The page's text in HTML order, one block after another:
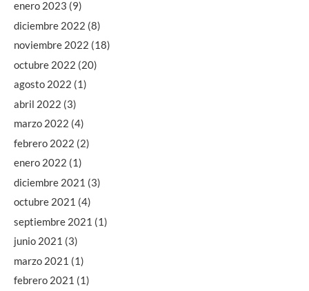
enero 2023 (9)
diciembre 2022 (8)
noviembre 2022 (18)
octubre 2022 (20)
agosto 2022 (1)
abril 2022 (3)
marzo 2022 (4)
febrero 2022 (2)
enero 2022 (1)
diciembre 2021 (3)
octubre 2021 (4)
septiembre 2021 (1)
junio 2021 (3)
marzo 2021 (1)
febrero 2021 (1)